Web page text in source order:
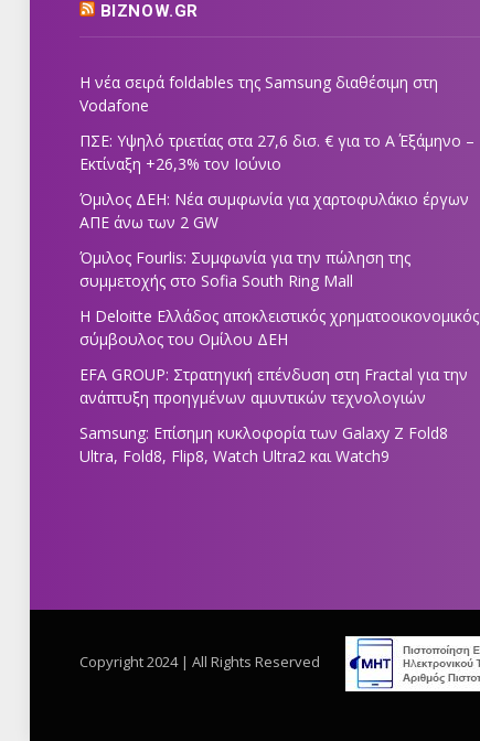
BIZNOW.GR
Η νέα σειρά foldables της Samsung διαθέσιμη στη
Vodafone
ΠΣΕ: Υψηλό τριετίας στα 27,6 δισ. € για το Α΄ Εξάμηνο –
Εκτίναξη +26,3% τον Ιούνιο
Όμιλος ΔΕΗ: Νέα συμφωνία για χαρτοφυλάκιο έργων
ΑΠΕ άνω των 2 GW
Όμιλος Fourlis: Συμφωνία για την πώληση της
συμμετοχής στο Sofia South Ring Mall
Η Deloitte Ελλάδος αποκλειστικός χρηματοοικονομικός
σύμβουλος του Ομίλου ΔΕΗ
EFA GROUP: Στρατηγική επένδυση στη Fractal για την
ανάπτυξη προηγμένων αμυντικών τεχνολογιών
Samsung: Επίσημη κυκλοφορία των Galaxy Z Fold8
Ultra, Fold8, Flip8, Watch Ultra2 και Watch9
Copyright 2024 | All Rights Reserved